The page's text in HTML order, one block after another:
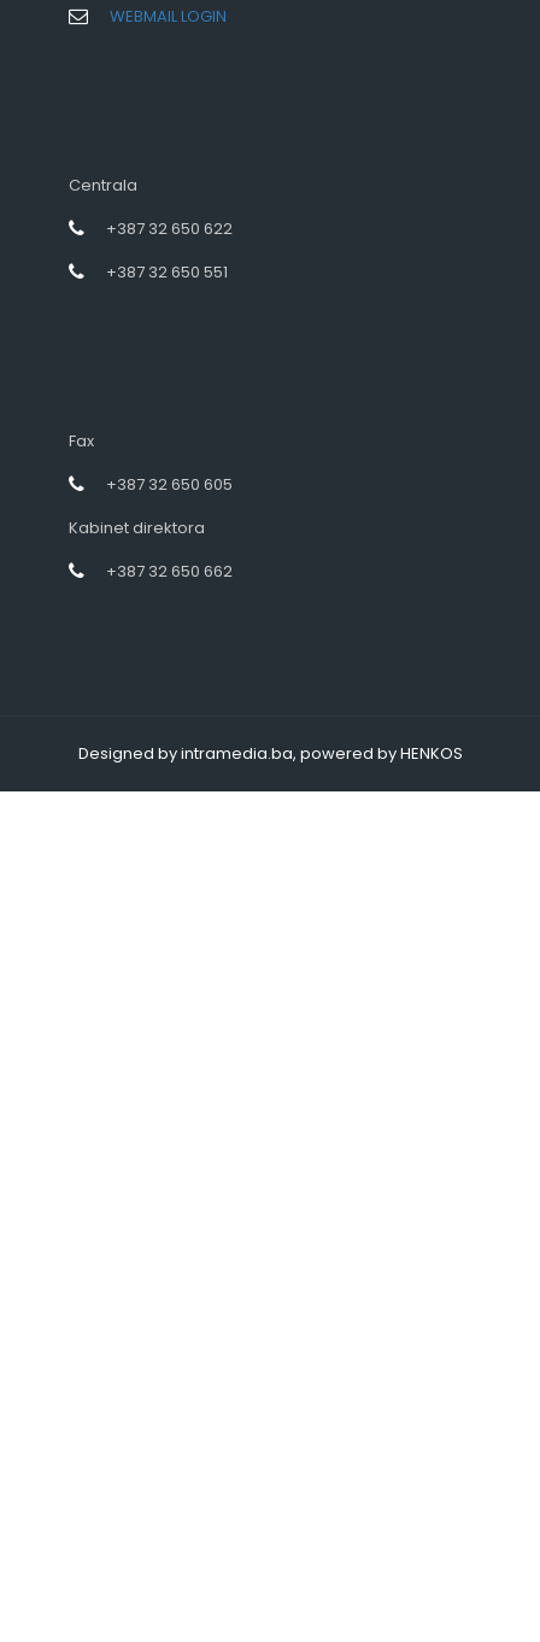
WEBMAIL LOGIN
Centrala
+387 32 650 622
+387 32 650 551
Fax
+387 32 650 605
Kabinet direktora
+387 32 650 662
Designed by intramedia.ba, powered by HENKOS